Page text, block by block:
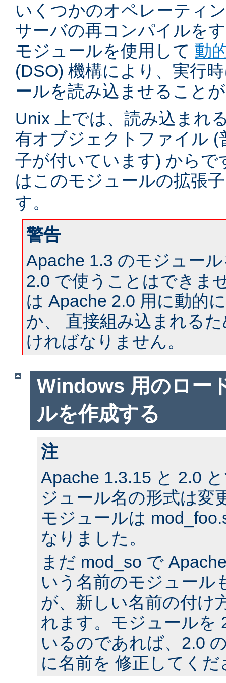
いくつかのオペレーティ
サーバの再コンパイルを
モジュールを使用して 動
(DSO) 機構により、実行
ールを読み込ませること
Unix 上では、読み込まれ
有オブジェクトファイル
子が付いています) からで
はこのモジュールの拡張
す。
警告
Apache 1.3 のモジュー
2.0 で使うことはできま
は Apache 2.0 用に動的
か、 直接組み込まれる
ければなりません。
Windows 用のロー
ルを作成する
注
Apache 1.3.15 と 2.0
ジュール名の形式は
モジュールは
なりました。
まだ mod_so で
いう名前のモジュール
が、新しい名前の付け
れます。モジュールを
いるのであれば、2.0
に名前を 修正してくだ